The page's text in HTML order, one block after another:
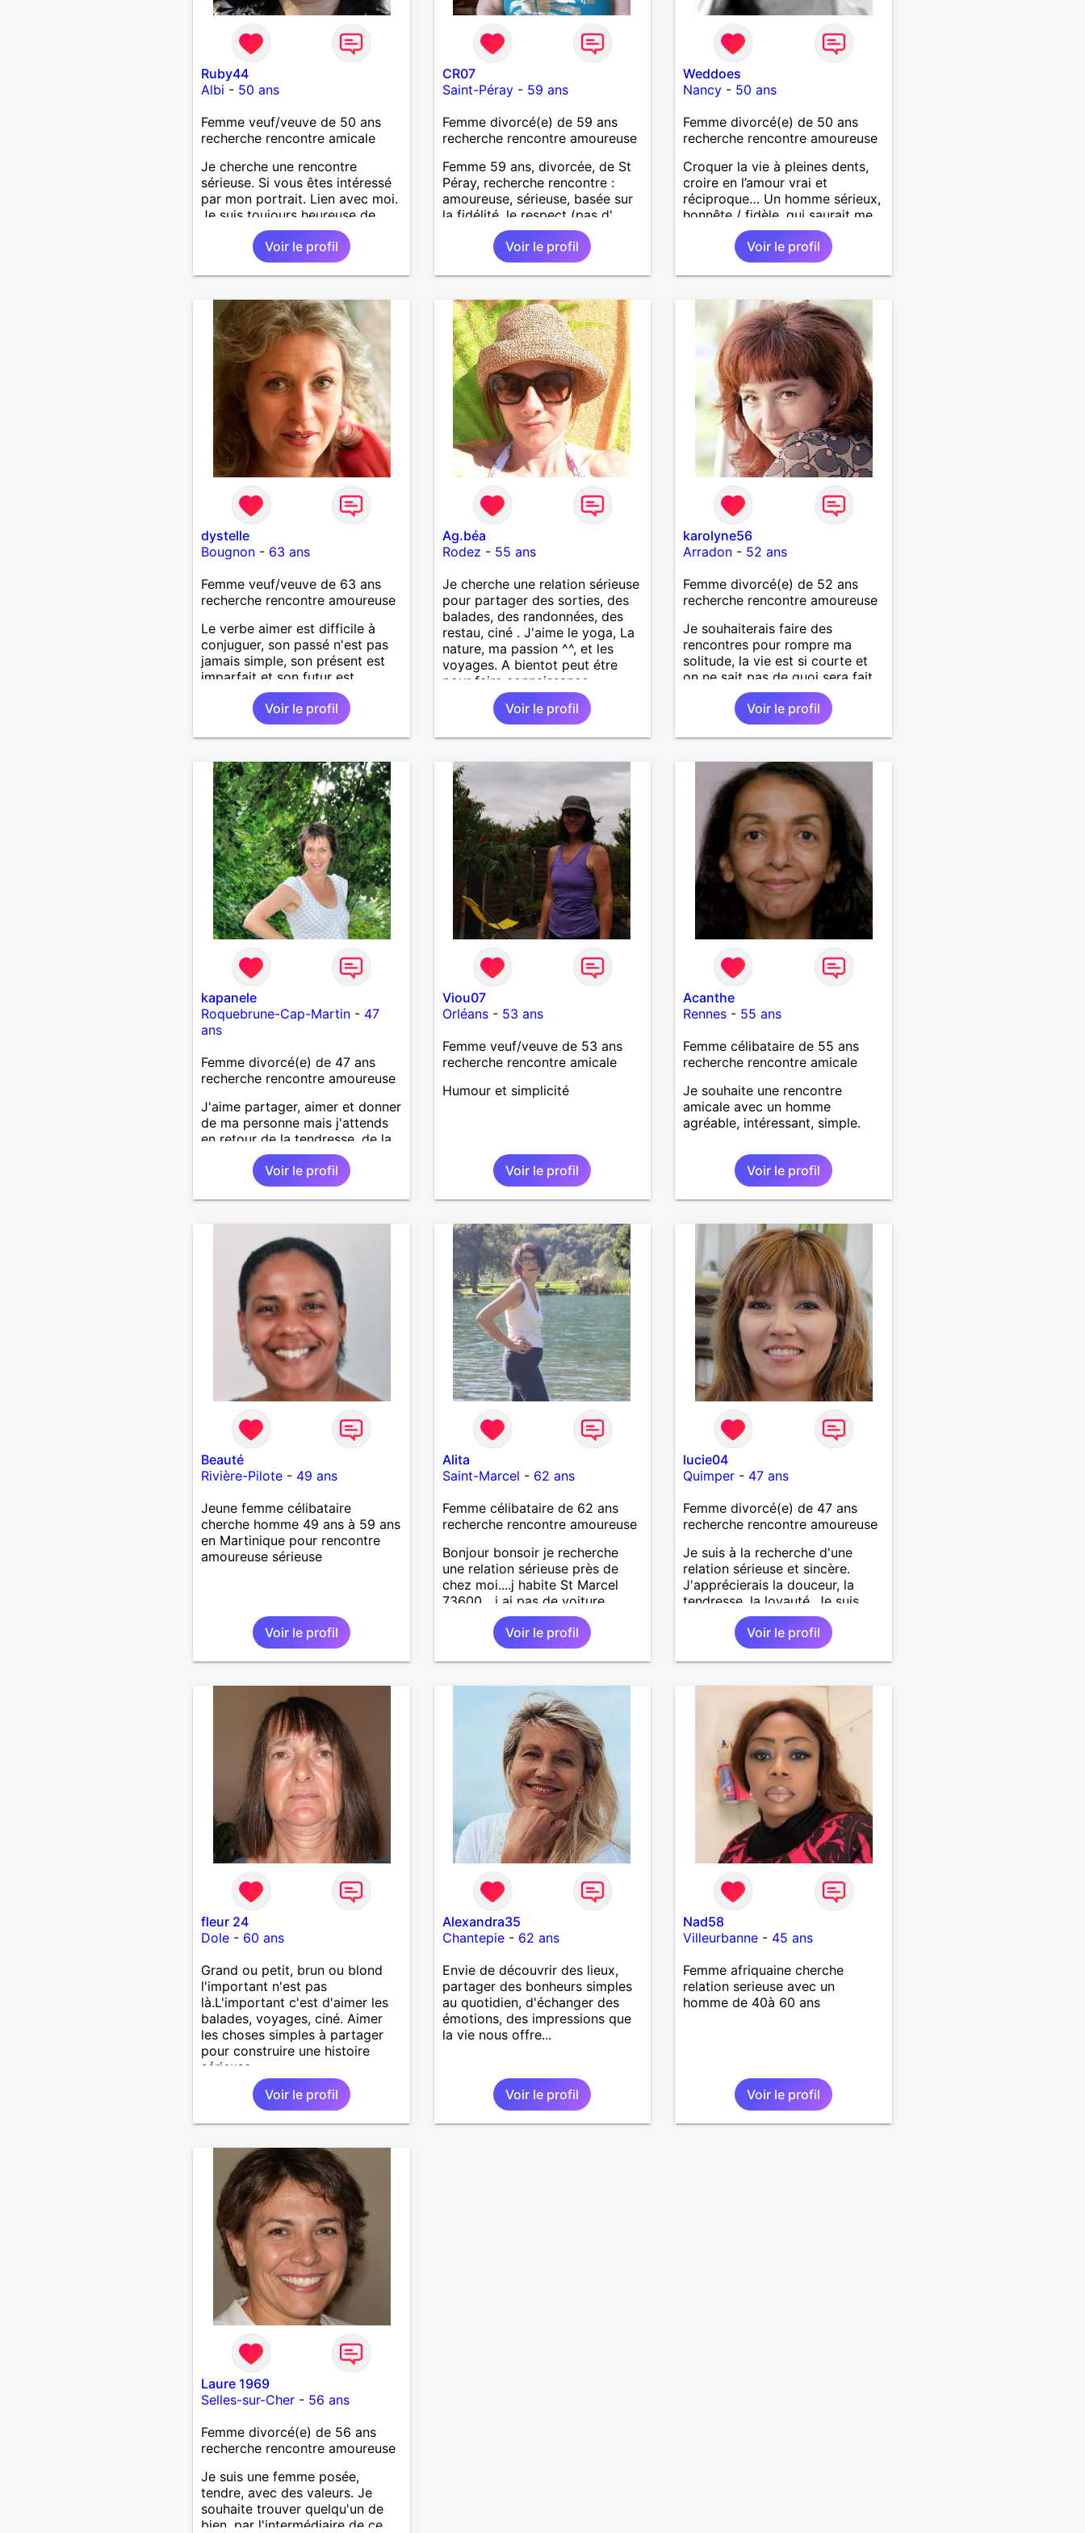
Ruby44
Albi - 50 ans
Femme veuf/veuve de 50 ans
recherche rencontre amicale
Je cherche une rencontre
sérieuse. Si vous êtes intéressé
par mon portrait. Lien avec moi.
Je suis toujours heureuse de
vous accueillir.
Voir le profil
CR07
Saint-Péray- 59 ans
Femme divorcé(e) de 59 ans
recherche rencontre amoureuse
Femme 59 ans, divorcée, de St
Péray, recherche rencontre :
amoureuse, sérieuse, basée sur
la fidélité, le respect (pas d'
aventure d'un soir). Rien ne vaut
une rencontre après quelques
échanges par messages pour
savoir si il y a un feeling entre
Au plaisir de se découvrir...
Voir le profil
Weddoes
Nancy - 50 ans
Femme divorcé(e) de 50 ans
recherche rencontre amoureuse
Croquer la vie à pleines dents,
croire en l’amour vrai et
réciproque… Un homme sérieux,
honnête / fidèle, qui saurait me
faire rire à nouveau, est le bien
Voir le profil
dystelle
Bougnon- 63 ans
Femme veuf/veuve de 63 ans
recherche rencontre amoureuse
Le verbe aimer est difficile à
conjuguer, son passé n'est pas
jamais simple, son présent est
imparfait et son futur est
conditionnel.
Voir le profil
Ag.béa
Rodez - 55 ans
Je cherche une relation sérieuse
pour partager des sorties, des
balades, des randonnées, des
restau, ciné . J'aime le yoga, La
nature, ma passion ^^, et les
voyages. A bientot peut étre
pour faire connaissance
Voir le profil
karolyne56
Arradon - 52 ans
Femme divorcé(e) de 52 ans
recherche rencontre amoureuse
Je souhaiterais faire des
rencontres pour rompre ma
solitude, la vie est si courte et
on ne sait pas de quoi sera fait
Voir le profil
kapanele
Roquebrune-Cap-Martin- 47
ans
Femme divorcé(e) de 47 ans
recherche rencontre amoureuse
J'aime partager, aimer et donner
de ma personne mais j'attends
en retour de la tendresse, de la
douceur et de l'amour. Suis je
trop exigeante?Voir le profil
Viou07
Orléans- 53 ans
Femme veuf/veuve de 53 ans
recherche rencontre amicale
Humour et simplicité
Voir le profil
Acanthe
Rennes - 55 ans
Femme célibataire de 55 ans
recherche rencontre amicale
Je souhaite une rencontre
amicale avec un homme
agréable, intéressant, simple.
Voir le profil
Beauté
Rivière-Pilote- 49 ans
Jeune femme célibataire
cherche homme 49 ans à 59 ans
en Martinique pour rencontre
amoureuse sérieuse
Voir le profil
Alita
Saint-Marcel - 62 ans
Femme célibataire de 62 ans
recherche rencontre amoureuse
Bonjour bonsoir je recherche
une relation sérieuse près de
chez moi....j habite St Marcel
73600....j ai pas de voiture
50km ... quelqu'un qui aurait
entre 55 et 64 ans...sans enfants
de préférence même adultes et
qui n aurait garder aucun
ex...si vous correspondez à ma
recherche ecrivez moi je vous
répondrai...
Voir le profil
lucie04
Quimper - 47 ans
Femme divorcé(e) de 47 ans
recherche rencontre amoureuse
Je suis à la recherche d'une
relation sérieuse et sincère.
J'apprécierais la douceur, la
tendresse, la loyauté. Je suis
dynamique.
Voir le profil
fleur 24
Dole- 60 ans
Grand ou petit, brun ou blond
l'important n'est pas
là.L'important c'est d'aimer les
balades, voyages, ciné. Aimer
les choses simples à partager
pour construire une histoire
sérieuse.
Voir le profil
Alexandra35
Chantepie- 62 ans
Envie de découvrir des lieux,
partager des bonheurs simples
au quotidien, d'échanger des
émotions, des impressions que
la vie nous offre...
Voir le profil
Nad58
Villeurbanne - 45 ans
Femme afriquaine cherche
relation serieuse avec un
homme de 40à 60 ans
Voir le profil
Laure 1969
Selles-sur-Cher- 56 ans
Femme divorcé(e) de 56 ans
recherche rencontre amoureuse
Je suis une femme posée,
tendre, avec des valeurs. Je
souhaite trouver quelqu'un de
bien, par l'intermédiaire de ce